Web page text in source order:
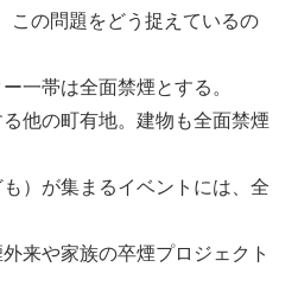
の問題をどう捉えているの
一帯は全面禁煙とする。
他の町有地。建物も全面禁煙
）が集まるイベントには、全
来や家族の卒煙プロジェクト